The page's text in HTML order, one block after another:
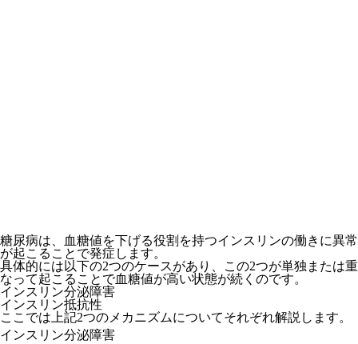
糖尿病は、血糖値を下げる役割を持つインスリンの働きに異常
が起こることで発症します。
具体的には以下の2つのケースがあり、この2つが単独または重
なって起こることで血糖値が高い状態が続くのです。
インスリン分泌障害
インスリン抵抗性
ここでは上記2つのメカニズムについてそれぞれ解説します。
インスリン分泌障害